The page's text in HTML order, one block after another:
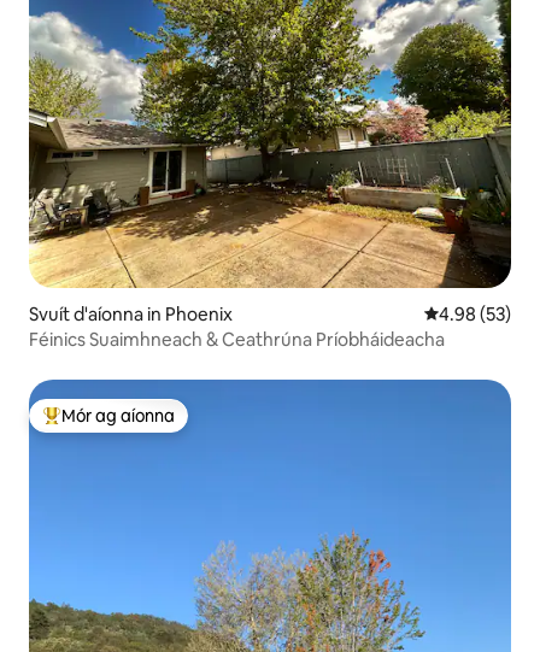
Svuít d'aíonna in Phoenix Meánrátáil
4.98 (53)
Féinics Suaimhneach & Ceathrúna Príobháideacha
An-mhór ag aíonna
Mór ag aíonna